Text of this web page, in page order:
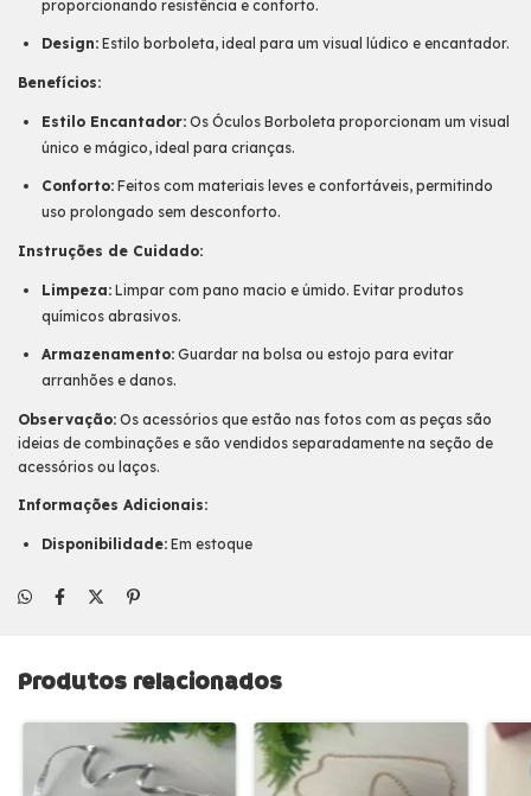
proporcionando resistência e conforto.
Design: Estilo borboleta, ideal para um visual lúdico e encantador.
Benefícios:
Estilo Encantador: Os Óculos Borboleta proporcionam um visual
único e mágico, ideal para crianças.
Conforto: Feitos com materiais leves e confortáveis, permitindo
uso prolongado sem desconforto.
Instruções de Cuidado:
Limpeza: Limpar com pano macio e úmido. Evitar produtos
químicos abrasivos.
Armazenamento: Guardar na bolsa ou estojo para evitar
arranhões e danos.
Observação: Os acessórios que estão nas fotos com as peças são
ideias de combinações e são vendidos separadamente na seção de
acessórios ou laços.
Informações Adicionais:
Disponibilidade: Em estoque
Produtos relacionados